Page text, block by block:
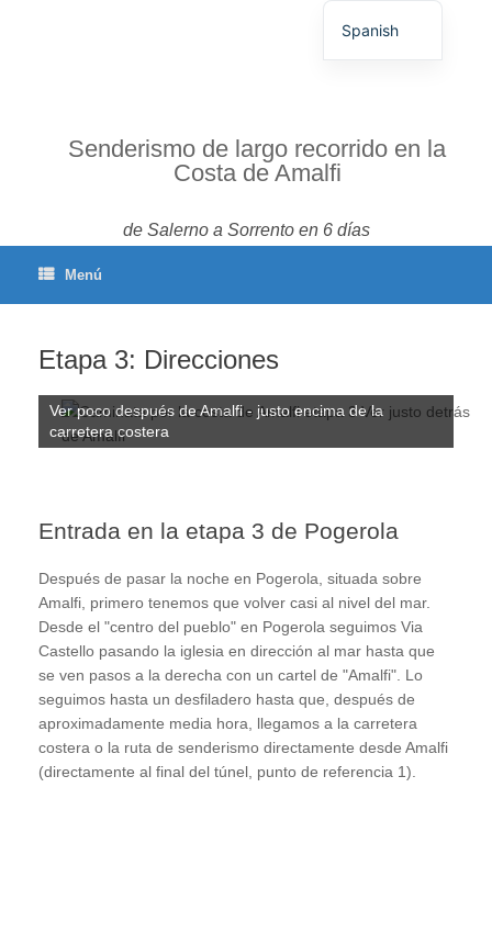
Senderismo de largo recorrido en la
Costa de Amalfi
de Salerno a Sorrento en 6 días
Menú
Etapa 3: Direcciones
Ver poco después de Amalfi - justo encima de la
carretera costera
Entrada en la etapa 3 de Pogerola
Después de pasar la noche en Pogerola, situada sobre
Amalfi, primero tenemos que volver casi al nivel del mar.
Desde el "centro del pueblo" en Pogerola seguimos Via
Castello pasando la iglesia en dirección al mar hasta que
se ven pasos a la derecha con un cartel de "Amalfi". Lo
seguimos hasta un desfiladero hasta que, después de
aproximadamente media hora, llegamos a la carretera
costera o la ruta de senderismo directamente desde Amalfi
(directamente al final del túnel, punto de referencia 1).
Spanish
French